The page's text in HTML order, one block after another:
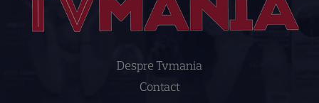
Despre Tvmania
Contact